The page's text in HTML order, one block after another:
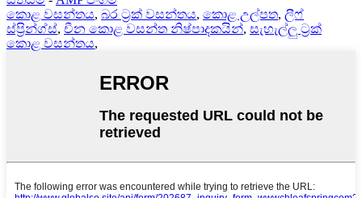
කොළ වසන්තය, බර ට්‍රක් වසන්තය, කොළ උල්පත, ලීෆ්
ස්ප්‍රින්ග්ස්, චීන කොළ වසන්ත නිෂ්පාදකයින්, සැහැල්ලු ට්‍රක්
කොළ වසන්තය,